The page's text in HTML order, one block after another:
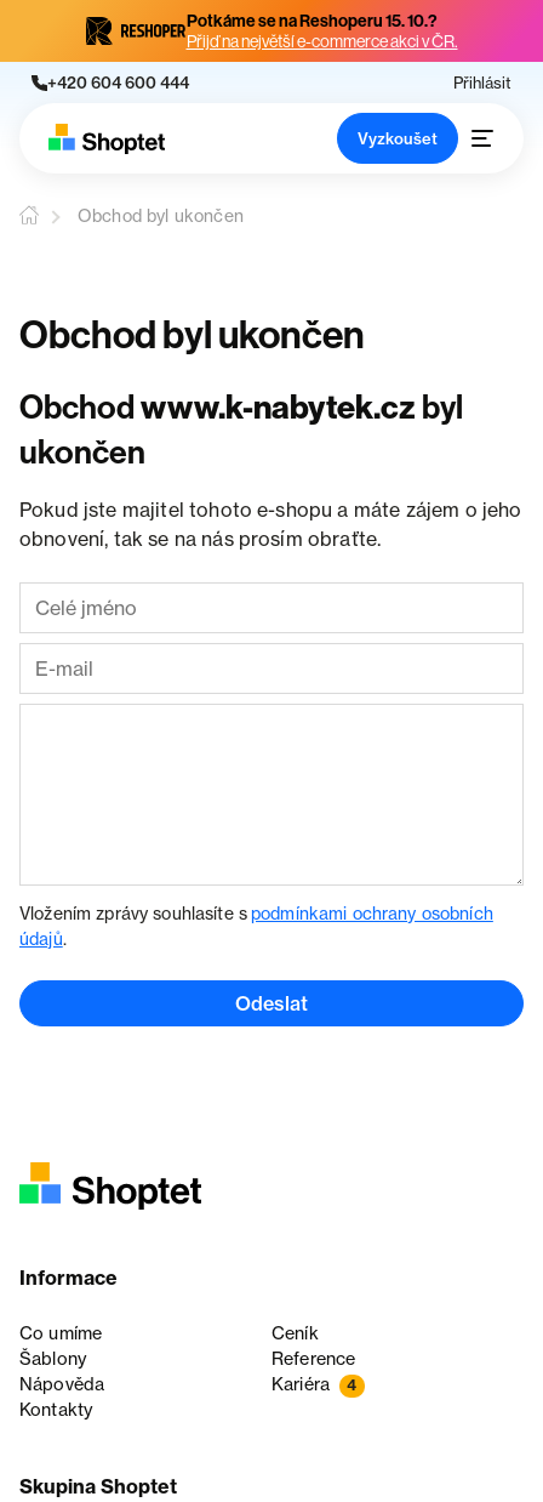
Potkáme se na Reshoperu 15. 10.?
Přijď na největší e-commerce akci v ČR.
+420 604 600 444 Přihlásit
Vyzkoušet
Obchod byl ukončen
Obchod byl ukončen
Obchodwww.k-nabytek.cz byl
ukončen
Pokud jste majitel tohoto e-shopu a máte zájem o jeho
obnovení, tak se na nás prosím obraťte.
Vložením zprávy souhlasíte spodmínkami ochrany osobních
údajů.
Odeslat
Informace
Co umíme
Ceník
Šablony
Reference
Nápověda
Kariéra 4
Kontakty
Skupina Shoptet